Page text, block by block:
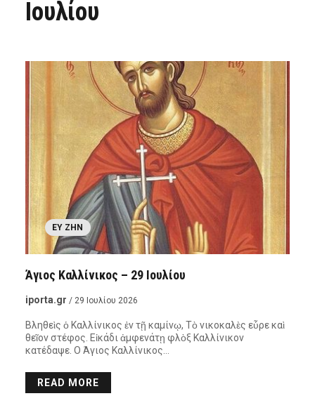
Ιουλίου
ΕΥ ΖΗΝ
Άγιος Καλλίνικος – 29 Ιουλίου
iporta.gr / 29 Ιουλίου 2026
Βληθεὶς ὁ Καλλίνικος ἐν τῇ καμίνῳ, Τὸ νικοκαλὲς εὗρε καὶ
θεῖον στέφος. Εἰκάδι ἀμφενάτῃ φλὸξ Καλλίνικον
κατέδαψε. Ο Άγιος Καλλίνικος…
READ MORE